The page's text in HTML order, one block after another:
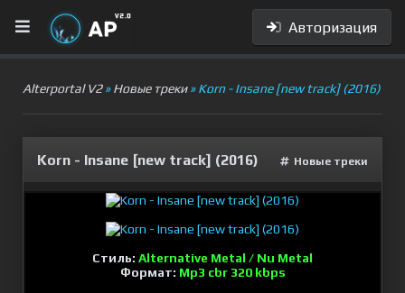
Авторизация
Alterportal V2»Новые треки» Korn - Insane [new track] (2016)
Korn - Insane [new track] (2016) Новые треки
Стиль: Alternative Metal / Nu Metal
Формат: Mp3 cbr 320 kbps